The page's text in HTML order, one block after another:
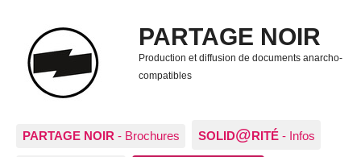
PARTAGE NOIR
Production et diffusion de documents anarcho-
compatibles
PARTAGE NOIR - Brochures SOLID@RITÉ - Infos